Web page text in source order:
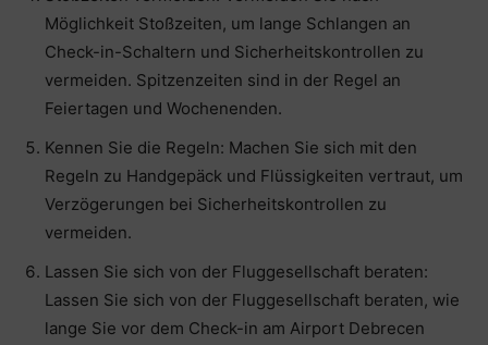
Möglichkeit Stoßzeiten, um lange Schlangen an
Check-in-Schaltern und Sicherheitskontrollen zu
vermeiden. Spitzenzeiten sind in der Regel an
Feiertagen und Wochenenden.
Kennen Sie die Regeln: Machen Sie sich mit den
Regeln zu Handgepäck und Flüssigkeiten vertraut, um
Verzögerungen bei Sicherheitskontrollen zu
vermeiden.
Lassen Sie sich von der Fluggesellschaft beraten:
Lassen Sie sich von der Fluggesellschaft beraten, wie
lange Sie vor dem Check-in am Airport Debrecen